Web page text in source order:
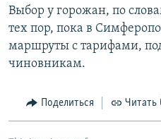
Выбор у горожан, по
тех пор, пока в
маршруты с тарифами,
чиновникам.
Поделиться Читать